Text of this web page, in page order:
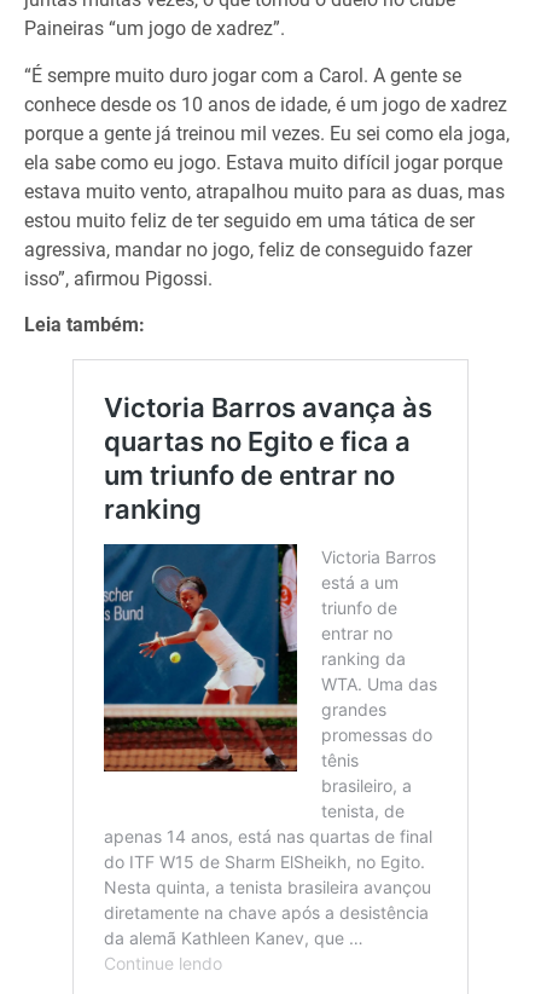
Paineiras “um jogo de xadrez”.
“É sempre muito duro jogar com a Carol. A gente se
conhece desde os 10 anos de idade, é um jogo de xadrez
porque a gente já treinou mil vezes. Eu sei como ela joga,
ela sabe como eu jogo. Estava muito difícil jogar porque
estava muito vento, atrapalhou muito para as duas, mas
estou muito feliz de ter seguido em uma tática de ser
agressiva, mandar no jogo, feliz de conseguido fazer
isso”, afirmou Pigossi.
Leia também: